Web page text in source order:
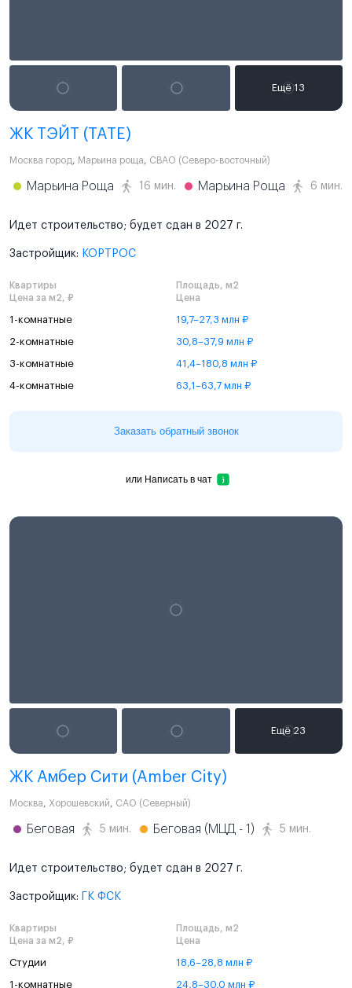
ЖК ТЭЙТ (TATE)
Москва город, Марьина роща, СВАО (Северо-восточный)
Марьина Роща 16 мин. Марьина Роща 6 мин.
Идет строительство; будет сдан в 2027 г.
Застройщик: КОРТРОС
Квартиры
Площадь, м2
Цена за м2, ₽
Цена
1-комнатные 19,7–27,3 млн ₽
2-комнатные 30,8–37,9 млн ₽
3-комнатные 41,4–180,8 млн ₽
4-комнатные 63,1–63,7 млн ₽
Заказать обратный звонок
или Написать в чат
ЖК Амбер Сити (Amber Сity)
Москва, Хорошевский, САО (Северный)
Беговая 5 мин. Беговая (МЦД - 1) 5 мин.
Идет строительство; будет сдан в 2027 г.
Застройщик: ГК ФСК
Квартиры
Площадь, м2
Цена за м2, ₽
Цена
Студии 18,6–28,8 млн ₽
1-комнатные 24,8–30,0 млн ₽